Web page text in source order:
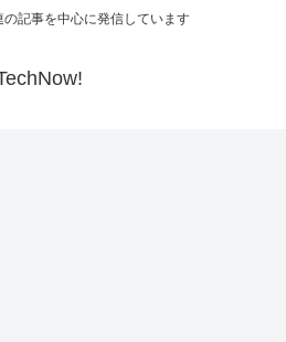
の記事を中心に発信しています